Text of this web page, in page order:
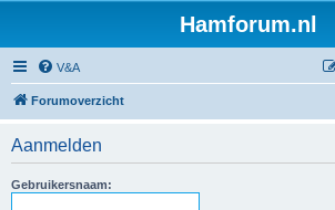
Hamforum.nl
V&A
Forumoverzicht
Aanmelden
Gebruikersnaam: